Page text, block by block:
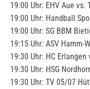
19:00 Uhr: EHV Aue vs.
19:00 Uhr: Handball
19:00 Uhr: SG BBM
19:15 Uhr: ASV Hamm-
19:30 Uhr: HC
19:30 Uhr: HSG
19:30 Uhr: TV 05/07